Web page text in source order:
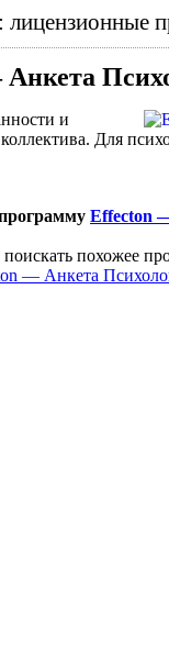
и
Для
Effecton
похожее
— Анкета